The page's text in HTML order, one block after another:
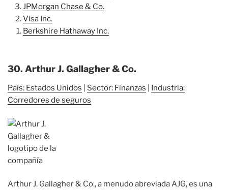
JPMorgan Chase & Co.
Visa Inc.
Berkshire Hathaway Inc.
30. Arthur J. Gallagher & Co.
País: Estados Unidos Sector: Finanzas
Industria:
Corredores de seguros
Arthur J. Gallagher & Co., a menudo abreviada AJG, es una